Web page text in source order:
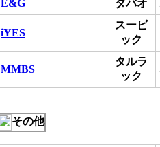
E&G
ダバオ
iYES
スービ
ック
MMBS
タルラ
ック
その他